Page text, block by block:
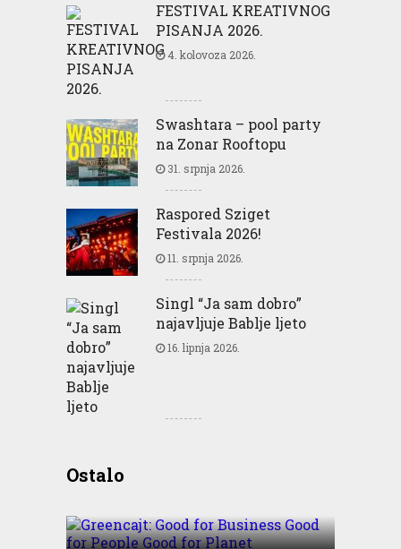
FESTIVAL KREATIVNOG
PISANJA 2026.
4. kolovoza 2026.
Swashtara – pool party
na Zonar Rooftopu
31. srpnja 2026.
Raspored Sziget
Festivala 2026!
11. srpnja 2026.
Singl “Ja sam dobro”
najavljuje Bablje ljeto
16. lipnja 2026.
OstaloBusiness Good for People